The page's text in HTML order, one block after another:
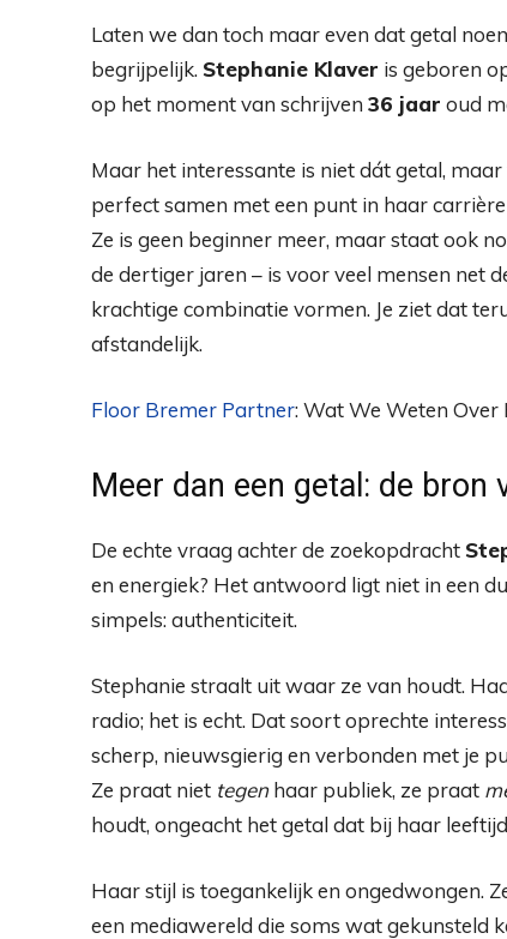
Laten we dan toch maar even dat getal
begrijpelijk. Stephanie Klaver is geboren
op het moment van schrijven 36 jaar oud
Maar het interessante is niet dát getal,
perfect samen met een punt in haar
Ze is geen beginner meer, maar staat ook
de dertiger jaren – is voor veel mensen net
krachtige combinatie vormen. Je ziet dat
afstandelijk.
Floor Bremer Partner: Wat We Weten Over
Meer dan een getal: de bron
De echte vraag achter de zoekopdracht
en energiek? Het antwoord ligt niet in een
simpels: authenticiteit.
Stephanie straalt uit waar ze van houdt.
radio; het is echt. Dat soort oprechte
scherp, nieuwsgierig en verbonden met je
Ze praat niet tegenhaar publiek, ze praat
houdt, ongeacht het getal dat bij haar
Haar stijl is toegankelijk en ongedwongen.
een mediawereld die soms wat gekunsteld